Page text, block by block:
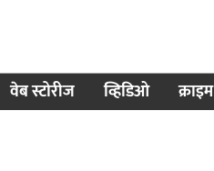
वेब स्टोरीज व्हिडिओ क्राइम